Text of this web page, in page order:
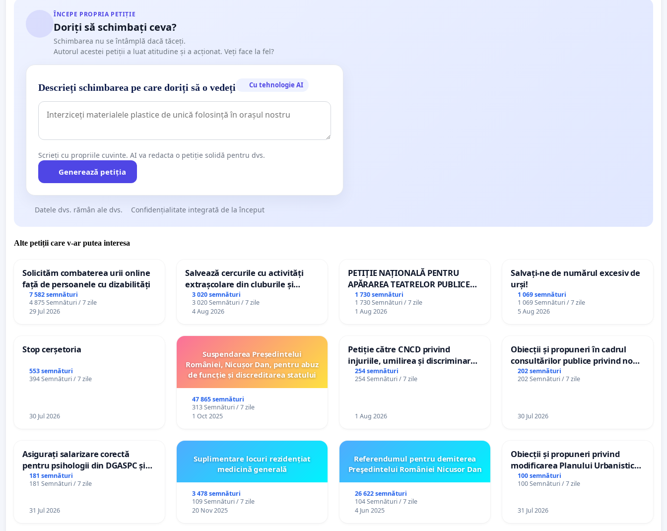
ÎNCEPE PROPRIA PETIȚIE
Doriți să schimbați ceva?
Schimbarea nu se întâmplă dacă tăceți.
Autorul acestei petiții a luat atitudine și a acționat. Veți face la fel?
Descrieți schimbarea pe care doriți să o vedeți Cu tehnologie AI
Scrieți cu propriile cuvinte. AI va redacta o petiție solidă pentru dvs.
Generează petiția
Datele dvs. rămân ale dvs. Confidențialitate integrată de la început
Alte petiții care v-ar putea interesa
Solicităm combaterea urii online
față de persoanele cu dizabilități
7 582 semnături
4 875 Semnături / 7 zile
29 Jul 2026
Salvează cercurile cu activități
extrașcolare din cluburile și
palatele copiilor
3 020 semnături
3 020 Semnături / 7 zile
4 Aug 2026
PETIȚIE NAȚIONALĂ PENTRU
APĂRAREA TEATRELOR PUBLICE
DE REPERTORIU DIN ROMÂNIA
1 730 semnături
1 730 Semnături / 7 zile
1 Aug 2026
Salvați-ne de numărul excesiv de
urși!
1 069 semnături
1 069 Semnături / 7 zile
5 Aug 2026
Stop cerșetoria
553 semnături
394 Semnături / 7 zile
30 Jul 2026
Suspendarea Președintelui
României, Nicușor Dan, pentru abuz
de funcție și discreditarea statului
47 865 semnături
313 Semnături / 7 zile
1 Oct 2025
Petiție către CNCD privind
injuriile, umilirea și discriminarea
persoanelor cu dizabilități de
către utilizatorul TikTok „Gorici”
254 semnături
254 Semnături / 7 zile
1 Aug 2026
Obiecții și propuneri în cadrul
consultărilor publice privind noul
Plan Urbanistic General (PUG)
Ialoveni
202 semnături
202 Semnături / 7 zile
30 Jul 2026
Asigurați salarizare corectă
pentru psihologii din DGASPC și
spitale
181 semnături
181 Semnături / 7 zile
31 Jul 2026
Suplimentare locuri rezidențiat
medicină generală
3 478 semnături
109 Semnături / 7 zile
20 Nov 2025
Referendumul pentru demiterea
Preşedintelui României Nicusor Dan
26 622 semnături
104 Semnături / 7 zile
4 Jun 2025
Obiecții și propuneri privind
modificarea Planului Urbanistic
General al orașului Ialoveni
100 semnături
100 Semnături / 7 zile
31 Jul 2026